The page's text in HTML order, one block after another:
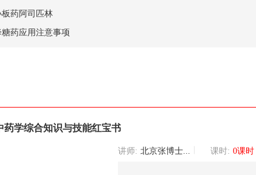
药阿司匹林
糖药应用注意事项
药学综合知识与技能红宝书
讲师: 北京张博士医考巡讲团核心讲师 课时: 0课时